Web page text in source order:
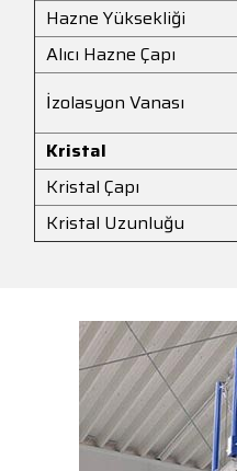
Hazne Yüksekliği
Alıcı Hazne Çapı
İzolasyon Vanası
Kristal
Kristal Çapı
Kristal Uzunluğu